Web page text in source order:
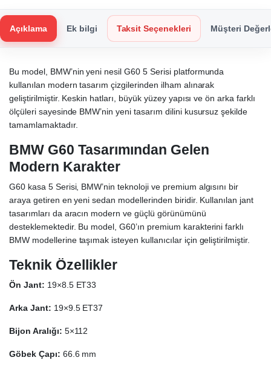
Açıklama Ek bilgi Taksit Seçenekleri Müşteri
Bu model, BMW’nin yeni nesil G60 5 Serisi platformunda
kullanılan modern tasarım çizgilerinden ilham alınarak
geliştirilmiştir. Keskin hatları, büyük yüzey yapısı ve ön arka farklı
ölçüleri sayesinde BMW’nin yeni tasarım dilini kusursuz şekilde
tamamlamaktadır.
BMW G60 Tasarımından Gelen
Modern Karakter
G60 kasa 5 Serisi, BMW’nin teknoloji ve premium algısını bir
araya getiren en yeni sedan modellerinden biridir. Kullanılan jant
tasarımları da aracın modern ve güçlü görünümünü
desteklemektedir. Bu model, G60’ın premium karakterini farklı
BMW modellerine taşımak isteyen kullanıcılar için geliştirilmiştir.
Teknik Özellikler
Ön Jant: 19×8.5 ET33
Arka Jant: 19×9.5 ET37
Bijon Aralığı: 5×112
Göbek Çapı: 66.6 mm